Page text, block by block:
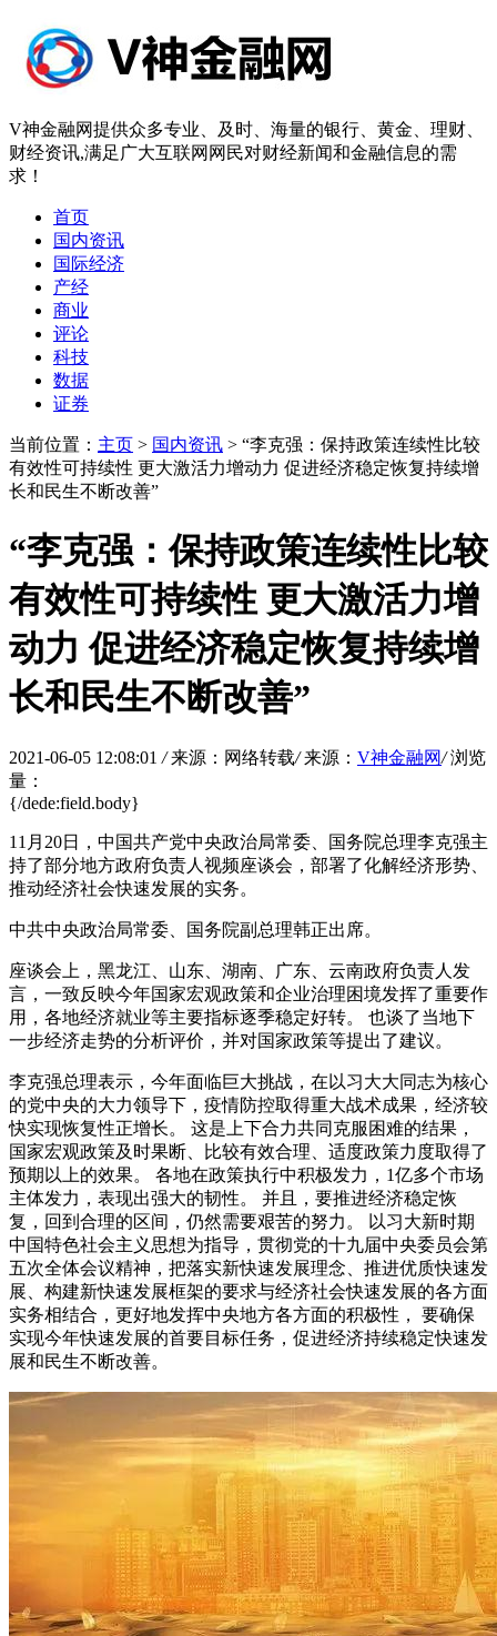
V神金融网提供众多专业、及时、海量的银行、黄金、理财、
财经资讯,满足广大互联网网民对财经新闻和金融信息的需
求！
首页
国内资讯
国际经济
产经
商业
评论
科技
数据
证券
当前位置： 主页 > 国内资讯 > “李克强：保持政策连续性比较
有效性可持续性 更大激活力增动力 促进经济稳定恢复持续增
长和民生不断改善”
“李克强：保持政策连续性比较
有效性可持续性 更大激活力增
动力 促进经济稳定恢复持续增
长和民生不断改善”
2021-06-05 12:08:01 / 来源：网络转载/ 来源： V神金融网/ 浏览
量：
{/dede:field.body}
11月20日，中国共产党中央政治局常委、国务院总理李克强主
持了部分地方政府负责人视频座谈会，部署了化解经济形势、
推动经济社会快速发展的实务。
中共中央政治局常委、国务院副总理韩正出席。
座谈会上，黑龙江、山东、湖南、广东、云南政府负责人发
言，一致反映今年国家宏观政策和企业治理困境发挥了重要作
用，各地经济就业等主要指标逐季稳定好转。 也谈了当地下
一步经济走势的分析评价，并对国家政策等提出了建议。
李克强总理表示，今年面临巨大挑战，在以习大大同志为核心
的党中央的大力领导下，疫情防控取得重大战术成果，经济较
快实现恢复性正增长。 这是上下合力共同克服困难的结果，
国家宏观政策及时果断、比较有效合理、适度政策力度取得了
预期以上的效果。 各地在政策执行中积极发力，1亿多个市场
主体发力，表现出强大的韧性。 并且，要推进经济稳定恢
复，回到合理的区间，仍然需要艰苦的努力。 以习大新时期
中国特色社会主义思想为指导，贯彻党的十九届中央委员会第
五次全体会议精神，把落实新快速发展理念、推进优质快速发
展、构建新快速发展框架的要求与经济社会快速发展的各方面
实务相结合，更好地发挥中央地方各方面的积极性， 要确保
实现今年快速发展的首要目标任务，促进经济持续稳定快速发
展和民生不断改善。